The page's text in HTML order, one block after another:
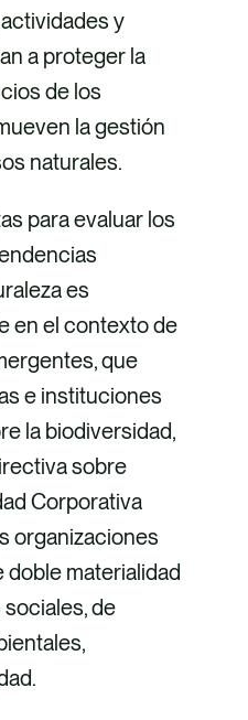
y
a proteger la
de los
la gestión
naturales.
para evaluar los
es
en el contexto de
que
e instituciones
la biodiversidad,
sobre
Corporativa
organizaciones
materialidad
de